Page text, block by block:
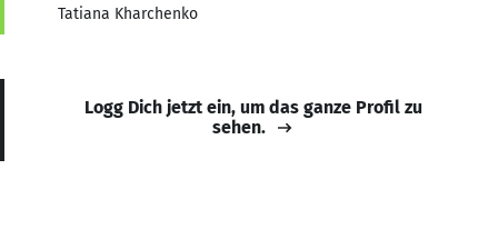
Tatiana Kharchenko
Logg Dich jetzt ein, um das ganze Profil zu
sehen.